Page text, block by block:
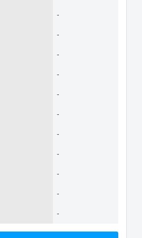
-
-
-
-
-
-
-
-
-
-
-